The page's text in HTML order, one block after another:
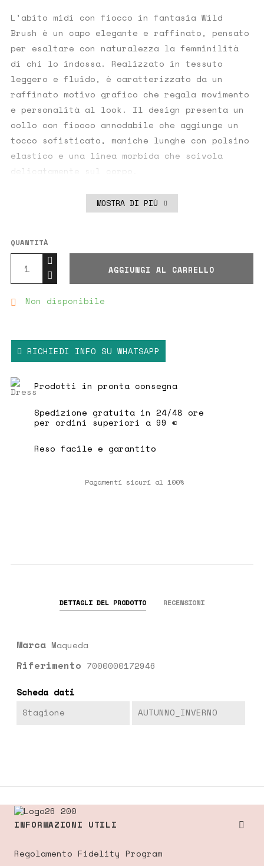
L’abito midi con fiocco in fantasia Wild
Brush è un capo elegante e raffinato, pensato
per esaltare con naturalezza la femminilità
di chi lo indossa. Realizzato in tessuto
leggero e fluido, è caratterizzato da un
raffinato motivo grafico che regala movimento
e personalità al look. Il design presenta un
collo con fiocco annodabile che aggiunge un
tocco sofisticato, maniche lunghe con polsino
elastico e una linea morbida che scivola
delicatamente sul corpo.
La cintura in tessuto coordinato permette di
definire il punto vita, valorizzando la
midi lo rende ideale per diverse occasioni:
dall’ufficio ad un evento elegante, fino ad
una cena speciale. Abbinato a décolleté o
stivaletti, questo abito si conferma un must-
have di stagione per chi ama coniugare stile
Un capo versatile e chic, perfetto per
Dettagli prodotto:
Composizione tessuto: 1° 100% Poliestere – 2°
MOSTRA DI PIÙ
QUANTITÀ
AGGIUNGI AL CARRELLO
 Non disponibile
RICHIEDI INFO SU WHATSAPP
Prodotti in pronta consegna
Spedizione gratuita in 24/48 ore
per ordini superiori a 99 €
Reso facile e garantito
Pagamenti sicuri al 100%
DETTAGLI DEL PRODOTTO RECENSIONI
Marca Maqueda
Riferimento 7000000172946
Scheda dati
Stagione AUTUNNO_INVERNO
INFORMAZIONI UTILI 
Regolamento Fidelity Program